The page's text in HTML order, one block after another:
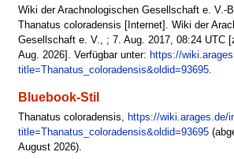
Wiki der Arachnologischen Gesellschaft e. V.-
Thanatus coloradensis [Internet]. Wiki der
Gesellschaft e. V., ; 7. Aug. 2017, 08:24 UTC
Aug. 2026]. Verfügbar unter: https://
title=Thanatus_coloradensis&oldid=93695.
Bluebook-Stil
Thanatus coloradensis, https://wiki.arages.de/
title=Thanatus_coloradensis&oldid=93695
August 2026).